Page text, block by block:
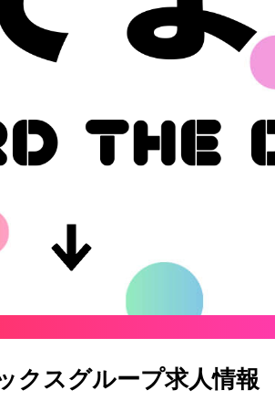
クスグループ求人情報